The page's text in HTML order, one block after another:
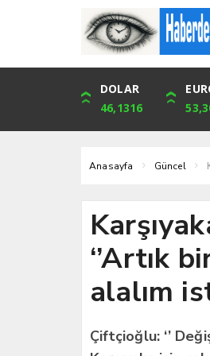
DOLAR
46,1316
ONS
4,094,16
Anasayfa Güncel
‘’Artık
alalım
Çiftçioğlu: ‘’